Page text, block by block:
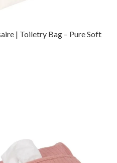
| Toiletry Bag – Pure Soft